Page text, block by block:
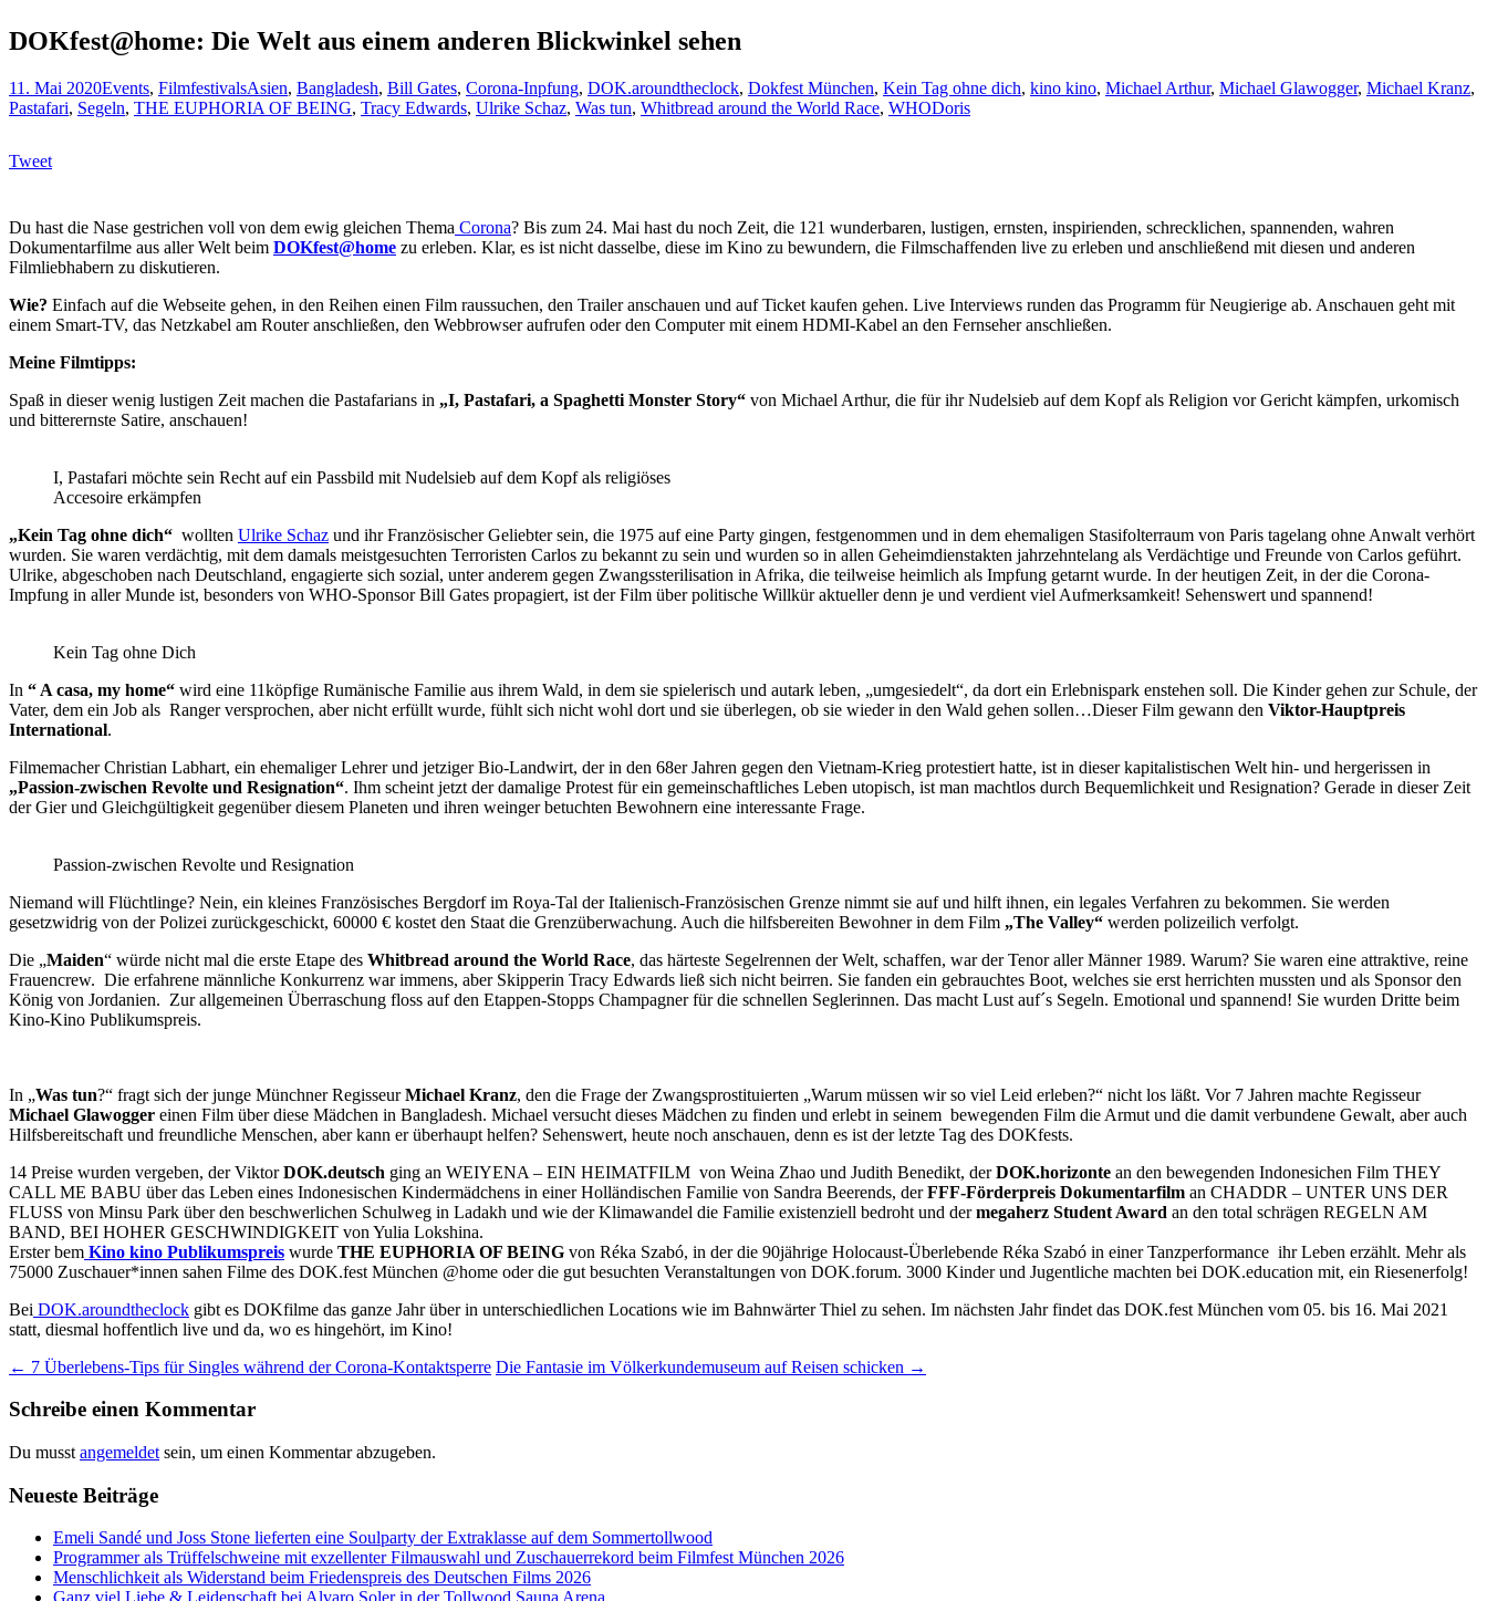
DOKfest@home: Die Welt aus einem anderen Blickwinkel sehen
11. Mai 2020Events, FilmfestivalsAsien, Bangladesh, Bill Gates, Corona-Inpfung, DOK.aroundtheclock, Dokfest München, Kein Tag ohne dich, kino kino, Michael Arthur, Michael Glawogger, Michael Kranz,
Pastafari, Segeln, THE EUPHORIA OF BEING, Tracy Edwards, Ulrike Schaz, Was tun, Whitbread around the World Race, WHODoris
Tweet
Du hast die Nase gestrichen voll von dem ewig gleichen Thema Corona? Bis zum 24. Mai hast du noch Zeit, die 121 wunderbaren, lustigen, ernsten, inspirienden, schrecklichen, spannenden, wahren
Dokumentarfilme aus aller Welt beim DOKfest@home zu erleben. Klar, es ist nicht dasselbe, diese im Kino zu bewundern, die Filmschaffenden live zu erleben und anschließend mit diesen und anderen
Filmliebhabern zu diskutieren.
Wie? Einfach auf die Webseite gehen, in den Reihen einen Film raussuchen, den Trailer anschauen und auf Ticket kaufen gehen. Live Interviews runden das Programm für Neugierige ab. Anschauen geht mit
einem Smart-TV, das Netzkabel am Router anschließen, den Webbrowser aufrufen oder den Computer mit einem HDMI-Kabel an den Fernseher anschließen.
Meine Filmtipps:
Spaß in dieser wenig lustigen Zeit machen die Pastafarians in „I, Pastafari, a Spaghetti Monster Story“ von Michael Arthur, die für ihr Nudelsieb auf dem Kopf als Religion vor Gericht kämpfen, urkomisch
und bitterernste Satire, anschauen!
I, Pastafari möchte sein Recht auf ein Passbild mit Nudelsieb auf dem Kopf als religiöses
Accesoire erkämpfen
„Kein Tag ohne dich“ wollten Ulrike Schaz und ihr Französischer Geliebter sein, die 1975 auf eine Party gingen, festgenommen und in dem ehemaligen Stasifolterraum von Paris tagelang ohne Anwalt verhört
wurden. Sie waren verdächtig, mit dem damals meistgesuchten Terroristen Carlos zu bekannt zu sein und wurden so in allen Geheimdienstakten jahrzehntelang als Verdächtige und Freunde von Carlos geführt.
Ulrike, abgeschoben nach Deutschland, engagierte sich sozial, unter anderem gegen Zwangssterilisation in Afrika, die teilweise heimlich als Impfung getarnt wurde. In der heutigen Zeit, in der die Corona-
Impfung in aller Munde ist, besonders von WHO-Sponsor Bill Gates propagiert, ist der Film über politische Willkür aktueller denn je und verdient viel Aufmerksamkeit! Sehenswert und spannend!
Kein Tag ohne Dich
In “ A casa, my home“ wird eine 11köpfige Rumänische Familie aus ihrem Wald, in dem sie spielerisch und autark leben, „umgesiedelt“, da dort ein Erlebnispark enstehen soll. Die Kinder gehen zur Schule, der
Vater, dem ein Job als Ranger versprochen, aber nicht erfüllt wurde, fühlt sich nicht wohl dort und sie überlegen, ob sie wieder in den Wald gehen sollen…Dieser Film gewann den Viktor-Hauptpreis
International.
Filmemacher Christian Labhart, ein ehemaliger Lehrer und jetziger Bio-Landwirt, der in den 68er Jahren gegen den Vietnam-Krieg protestiert hatte, ist in dieser kapitalistischen Welt hin- und hergerissen in
„Passion-zwischen Revolte und Resignation“. Ihm scheint jetzt der damalige Protest für ein gemeinschaftliches Leben utopisch, ist man machtlos durch Bequemlichkeit und Resignation? Gerade in dieser Zeit
der Gier und Gleichgültigkeit gegenüber diesem Planeten und ihren weinger betuchten Bewohnern eine interessante Frage.
Passion-zwischen Revolte und Resignation
Niemand will Flüchtlinge? Nein, ein kleines Französisches Bergdorf im Roya-Tal der Italienisch-Französischen Grenze nimmt sie auf und hilft ihnen, ein legales Verfahren zu bekommen. Sie werden
gesetzwidrig von der Polizei zurückgeschickt, 60000 € kostet den Staat die Grenzüberwachung. Auch die hilfsbereiten Bewohner in dem Film „The Valley“ werden polizeilich verfolgt.
Die „Maiden“ würde nicht mal die erste Etape des Whitbread around the World Race, das härteste Segelrennen der Welt, schaffen, war der Tenor aller Männer 1989. Warum? Sie waren eine attraktive, reine
Frauencrew. Die erfahrene männliche Konkurrenz war immens, aber Skipperin Tracy Edwards ließ sich nicht beirren. Sie fanden ein gebrauchtes Boot, welches sie erst herrichten mussten und als Sponsor den
König von Jordanien. Zur allgemeinen Überraschung floss auf den Etappen-Stopps Champagner für die schnellen Seglerinnen. Das macht Lust auf´s Segeln. Emotional und spannend! Sie wurden Dritte beim
Kino-Kino Publikumspreis.
In „Was tun?“ fragt sich der junge Münchner RegisseurMichael Kranz, den die Frage der Zwangsprostituierten „Warum müssen wir so viel Leid erleben?“ nicht los läßt. Vor 7 Jahren machte Regisseur
Michael Glawogger einen Film über diese Mädchen in Bangladesh. Michael versucht dieses Mädchen zu finden und erlebt in seinem bewegenden Film die Armut und die damit verbundene Gewalt, aber auch
Hilfsbereitschaft und freundliche Menschen, aber kann er überhaupt helfen? Sehenswert, heute noch anschauen, denn es ist der letzte Tag des DOKfests.
14 Preise wurden vergeben, der ViktorDOK.deutsch ging an WEIYENA – EIN HEIMATFILM von Weina Zhao und Judith Benedikt, derDOK.horizonte an den bewegenden Indonesichen Film THEY
CALL ME BABU über das Leben eines Indonesischen Kindermädchens in einer Holländischen Familie von Sandra Beerends, derFFF-Förderpreis Dokumentarfilm an CHADDR – UNTER UNS DER
FLUSS von Minsu Park über den beschwerlichen Schulweg in Ladakh und wie der Klimawandel die Familie existenziell bedroht und dermegaherz Student Award an den total schrägen REGELN AM
BAND, BEI HOHER GESCHWINDIGKEIT von Yulia Lokshina.
Erster bem Kino kino Publikumspreis wurde THE EUPHORIA OF BEING von Réka Szabó, in der die 90jährige Holocaust-Überlebende Réka Szabó in einer Tanzperformance ihr Leben erzählt. Mehr als
75000 Zuschauer*innen sahen Filme des DOK.fest München @home oder die gut besuchten Veranstaltungen von DOK.forum. 3000 Kinder und Jugentliche machten bei DOK.education mit, ein Riesenerfolg!
Bei DOK.aroundtheclock gibt es DOKfilme das ganze Jahr über in unterschiedlichen Locations wie im Bahnwärter Thiel zu sehen. Im nächsten Jahr findet das DOK.fest München vom 05. bis 16. Mai 2021
statt, diesmal hoffentlich live und da, wo es hingehört, im Kino!
Beitrags-
Navigation
← 7 Überlebens-Tips für Singles während der Corona-Kontaktsperre Die Fantasie im Völkerkundemuseum auf Reisen schicken →
Schreibe einen Kommentar
Du musst angemeldet sein, um einen Kommentar abzugeben.
Neueste Beiträge
Emeli Sandé und Joss Stone lieferten eine Soulparty der Extraklasse auf dem Sommertollwood
Programmer als Trüffelschweine mit exzellenter Filmauswahl und Zuschauerrekord beim Filmfest München 2026
Menschlichkeit als Widerstand beim Friedenspreis des Deutschen Films 2026